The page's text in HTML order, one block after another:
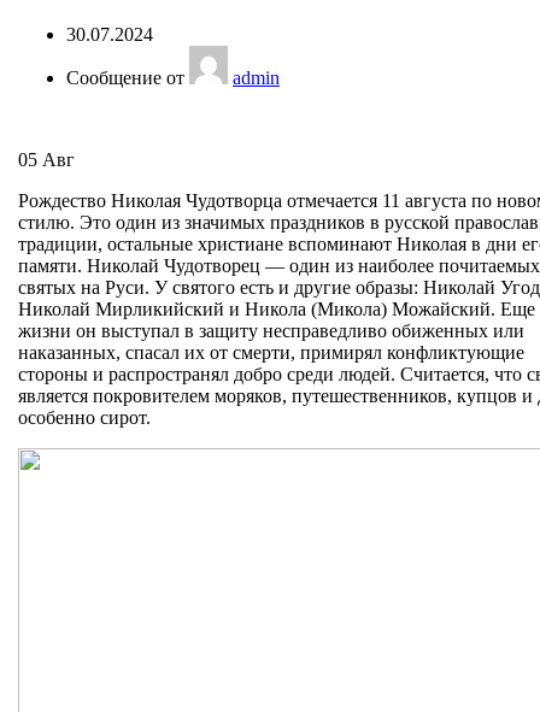
30.07.2024
Сообщение от admin
05 Авг
Рождество Николая Чудотворца отмечается 11 августа по
стилю. Это один из значимых праздников в русской
традиции, остальные христиане вспоминают Николая в дни
памяти. Николай Чудотворец — один из наиболее почитаемых
святых на Руси. У святого есть и другие образы: Николай
Николай Мирликийский и Никола (Микола) Можайский. Еще
жизни он выступал в защиту несправедливо обиженных или
наказанных, спасал их от смерти, примирял конфликтующие
стороны и распространял добро среди людей. Считается, что
является покровителем моряков, путешественников, купцов и
особенно сирот.